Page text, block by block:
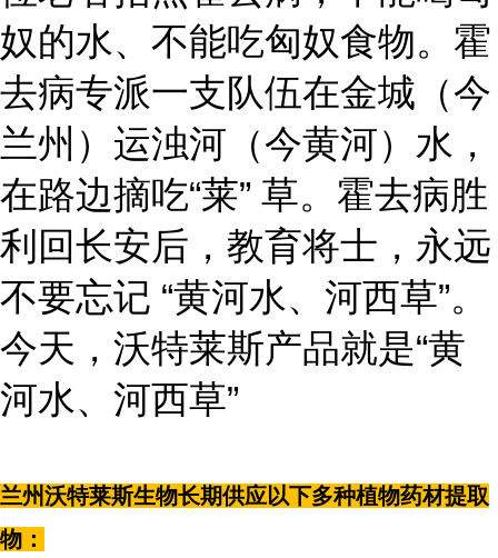
奴的水、不能吃匈奴食物。霍
去病专派一支队伍在金城（今
兰州）运浊河（今黄河）水，
在路边摘吃“莱” 草。霍去病胜
利回长安后，教育将士，永远
不要忘记 “黄河水、河西草”。
今天，沃特莱斯产品就是“黄
河水、河西草”
兰州沃特莱斯生物长期供应以下多种植物药材提取
物：